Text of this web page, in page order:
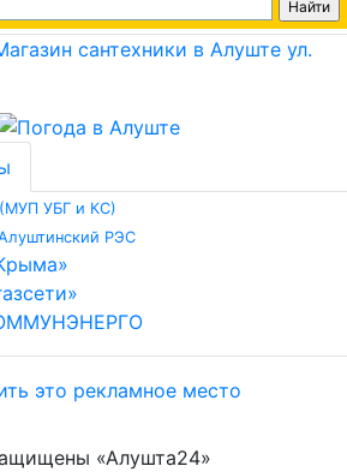
(МУП УБГ и КС)
РЭС
это рекламное место
«Алушта24»